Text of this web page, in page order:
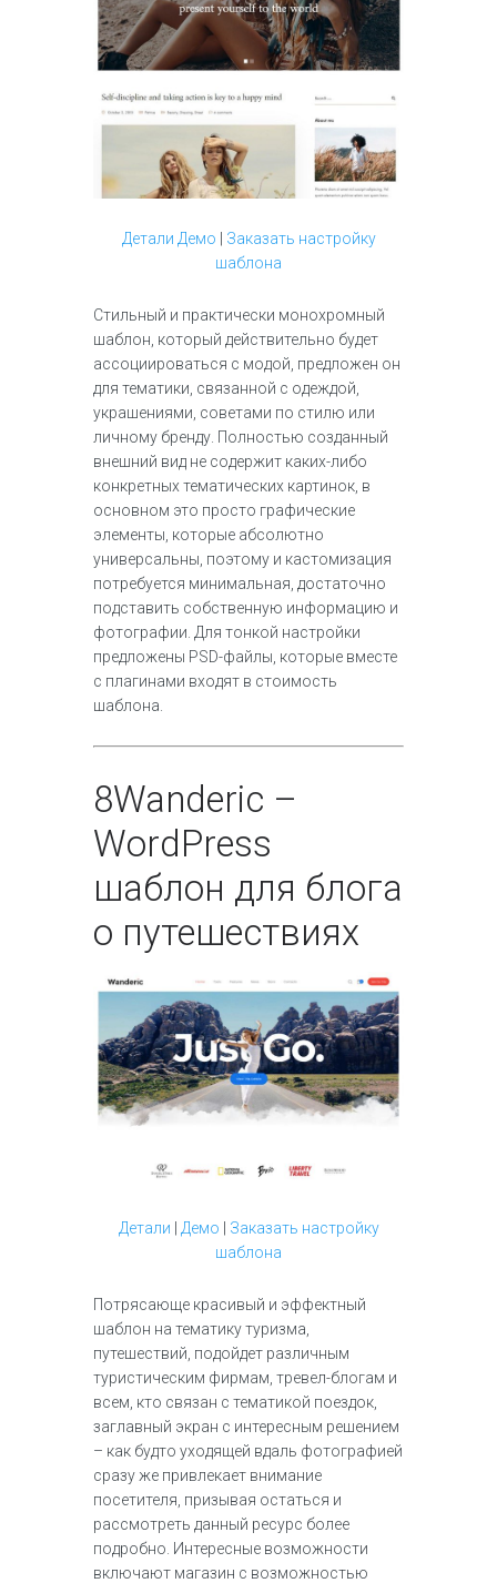
Детали Демо
Заказать настройку
шаблона
Стильный и практически монохромный
шаблон, который действительно будет
ассоциироваться с модой, предложен он
для тематики, связанной с одеждой,
украшениями, советами по стилю или
личному бренду. Полностью созданный
внешний вид не содержит каких-либо
конкретных тематических картинок, в
основном это просто графические
элементы, которые абсолютно
универсальны, поэтому и кастомизация
потребуется минимальная, достаточно
подставить собственную информацию и
фотографии. Для тонкой настройки
предложены PSD-файлы, которые вместе
с плагинами входят в стоимость
шаблона.
8Wanderic –
WordPress
шаблон для блога
о путешествиях
Детали Демо
Заказать настройку
шаблона
Потрясающе красивый и эффектный
шаблон на тематику туризма,
путешествий, подойдет различным
туристическим фирмам, тревел-блогам и
всем, кто связан с тематикой поездок,
заглавный экран с интересным решением
– как будто уходящей вдаль фотографией
сразу же привлекает внимание
посетителя, призывая остаться и
рассмотреть данный ресурс более
подробно. Интересные возможности
включают магазин с возможностью